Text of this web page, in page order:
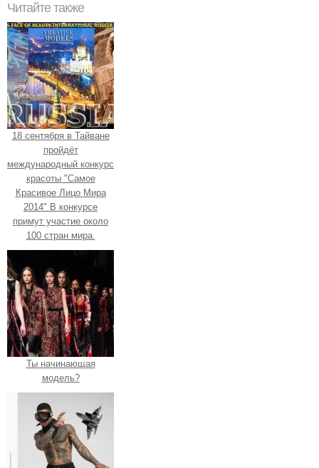
Читайте также
18 сентября в Тайване
пройдёт
международный конкурс
красоты "Самое
Красивое Лицо Мира
2014" В конкурсе
примут участие около
100 стран мира.
Ты начинающая
модель?